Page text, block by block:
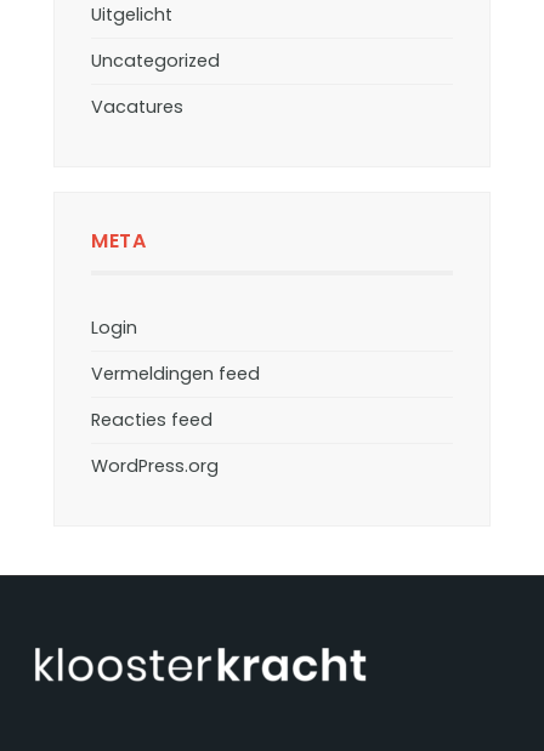
Uitgelicht
Uncategorized
Vacatures
META
Login
Vermeldingen feed
Reacties feed
WordPress.org